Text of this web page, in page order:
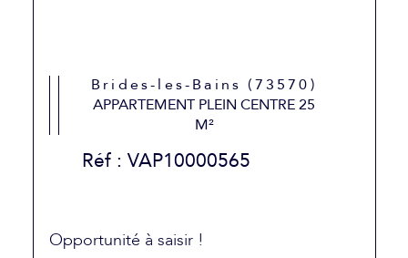
Brides-les-Bains (73570)
APPARTEMENT PLEIN CENTRE 25
M²
Réf : VAP10000565
Opportunité à saisir !